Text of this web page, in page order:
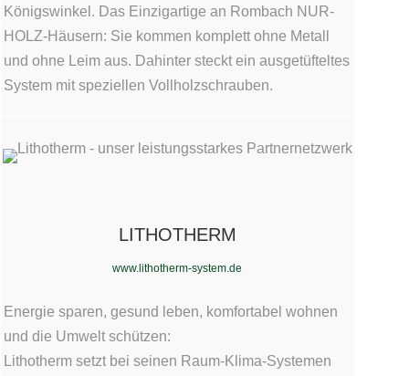
Königswinkel. Das Einzigartige an Rombach NUR-
HOLZ-Häusern: Sie kommen komplett ohne Metall
und ohne Leim aus. Dahinter steckt ein ausgetüfteltes
System mit speziellen Vollholzschrauben.
LITHOTHERM
www.lithotherm-system.de
Energie sparen, gesund leben, komfortabel wohnen
und die Umwelt schützen:
Lithotherm setzt bei seinen Raum-Klima-Systemen